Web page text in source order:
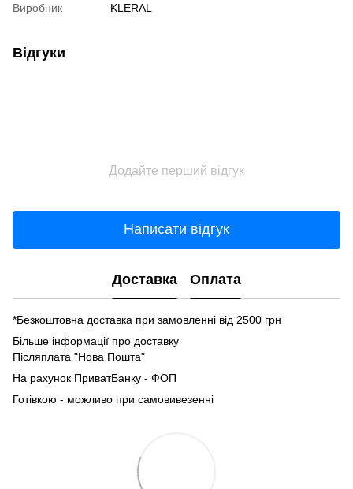
Виробник KLERAL
Відгуки
Додайте перший відгук
Написати відгук
Доставка Оплата
*Безкоштовна доставка при замовленні від 2500 грн
Більше інформації про доставку
Післяплата "Нова Пошта"
На рахунок ПриватБанку - ФОП
Готівкою - можливо при самовивезенні